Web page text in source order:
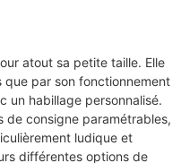
atout sa petite taille. Elle
par son fonctionnement
un habillage personnalisé.
de consigne paramétrables,
ludique et
différentes options de